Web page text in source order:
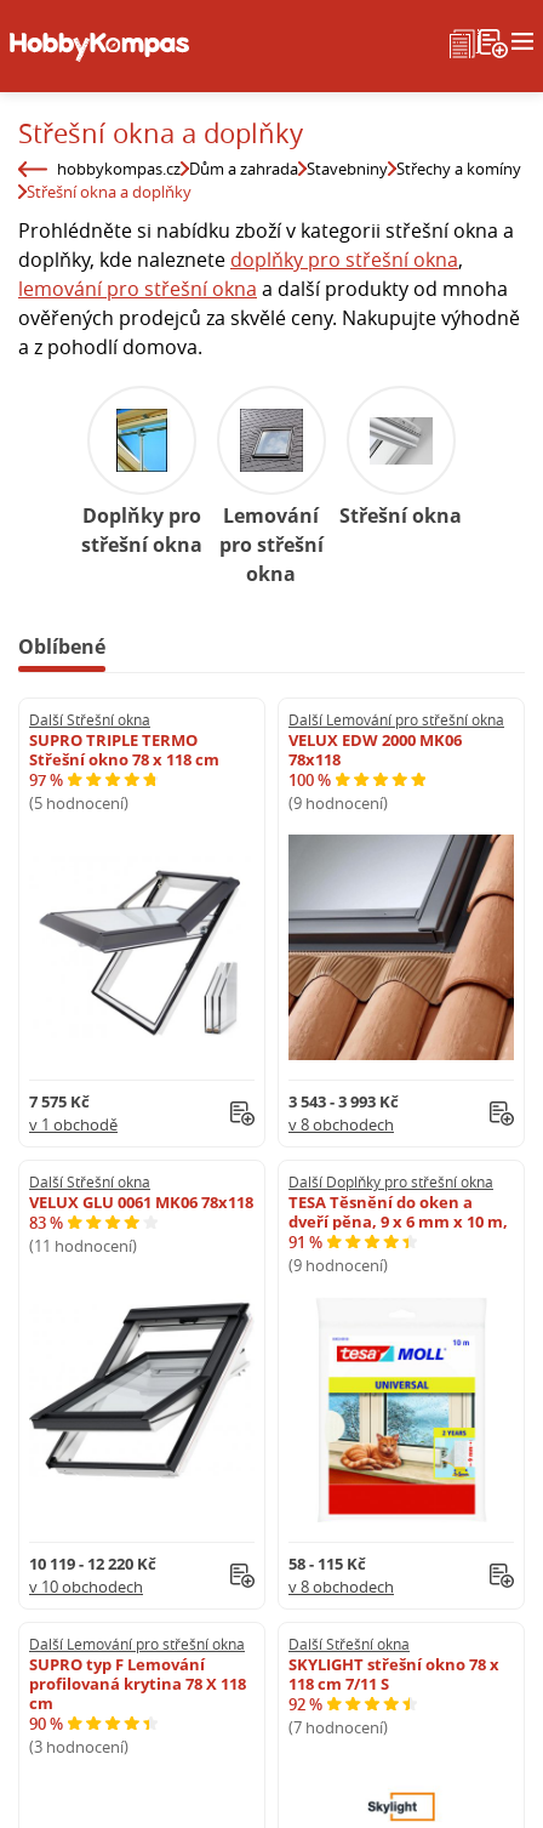
Střešní okna a doplňky
hobbykompas.cz Dům a zahrada Stavebniny Střechy a komíny
Střešní okna a doplňky
Prohlédněte si nabídku zboží v kategorii střešní okna a
doplňky, kde naleznete doplňky pro střešní okna,
lemování pro střešní okna a další produkty od mnoha
ověřených prodejců za skvělé ceny. Nakupujte výhodně
a z pohodlí domova.
Doplňky pro
střešní okna
Lemování
pro střešní
okna
Střešní okna
Oblíbené
Další Střešní okna
SUPRO TRIPLE TERMO
Střešní okno 78 x 118 cm
97 %
(5 hodnocení)
7 575 Kč
v 1 obchodě
Další Lemování pro střešní okna
VELUX EDW 2000 MK06
78x118
100 %
(9 hodnocení)
3 543 - 3 993 Kč
v 8 obchodech
Další Střešní okna
VELUX GLU 0061 MK06 78x118
83 %
(11 hodnocení)
10 119 - 12 220 Kč
v 10 obchodech
Další Doplňky pro střešní okna
TESA Těsnění do oken a
dveří pěna, 9 x 6 mm x 10 m,
91 %
(9 hodnocení)
58 - 115 Kč
v 8 obchodech
Další Lemování pro střešní okna
SUPRO typ F Lemování
profilovaná krytina 78 X 118
cm
90 %
(3 hodnocení)
Další Střešní okna
SKYLIGHT střešní okno 78 x
118 cm 7/11 S
92 %
(7 hodnocení)